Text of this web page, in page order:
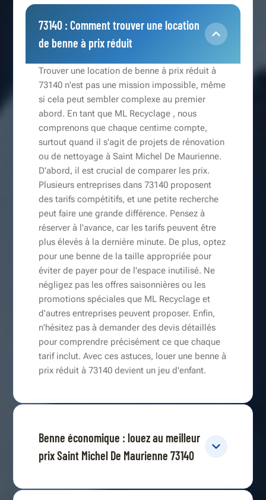
73140 : Comment trouver une location
de benne à prix réduit
Trouver une location de benne à prix réduit à
73140 n'est pas une mission impossible, même
si cela peut sembler complexe au premier
abord. En tant que ML Recyclage , nous
comprenons que chaque centime compte,
surtout quand il s'agit de projets de rénovation
ou de nettoyage à Saint Michel De Maurienne.
D'abord, il est crucial de comparer les prix.
Plusieurs entreprises dans 73140 proposent
des tarifs compétitifs, et une petite recherche
peut faire une grande différence. Pensez à
réserver à l'avance, car les tarifs peuvent être
plus élevés à la dernière minute. De plus, optez
pour une benne de la taille appropriée pour
éviter de payer pour de l'espace inutilisé. Ne
négligez pas les offres saisonnières ou les
promotions spéciales que ML Recyclage et
d'autres entreprises peuvent proposer. Enfin,
n'hésitez pas à demander des devis détaillés
pour comprendre précisément ce que chaque
tarif inclut. Avec ces astuces, louer une benne à
prix réduit à 73140 devient un jeu d'enfant.
Benne économique : louez au meilleur
prix Saint Michel De Maurienne 73140